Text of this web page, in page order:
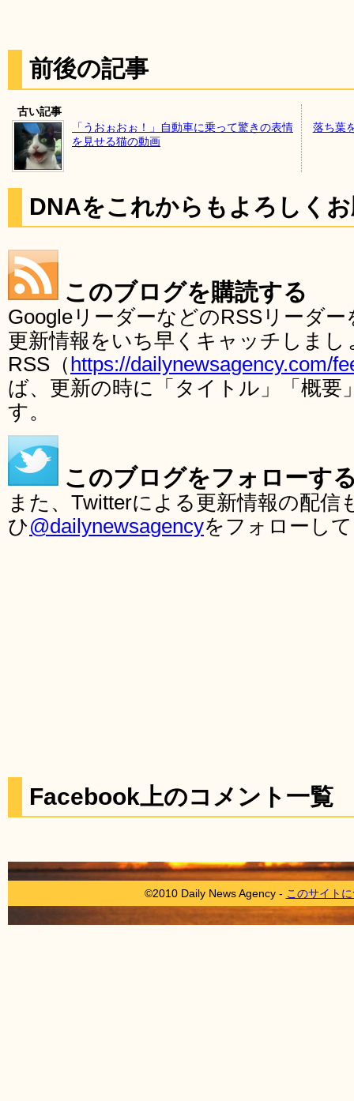
前後の記事
古い記事
「うおぉおぉ！」自動車に乗って驚きの表情
を見せる猫の動画
落ち葉
DNAをこれからもよろしく
このブログを購読する
GoogleリーダーなどのRSSリーダ
更新情報をいち早くキャッチしま
RSS（ https://dailynewsagency.com/
ば、更新の時に「タイトル」「概要
す。
このブログをフォローす
また、Twitterによる更新情報の配
ひ@dailynewsagencyをフォローし
Facebook上のコメント一覧
©2010 Daily News Agency - このサイト